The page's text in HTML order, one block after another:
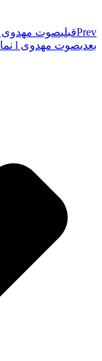
Prevقبلیصوت مهدوی lنماهنگ عزیزم مهدی
بعدیصوت مهدوی l نماهنگ لالایی بهار